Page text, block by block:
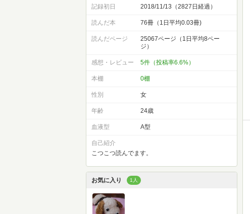
記録初日 2018/11/13（2827日経過）
読んだ本 76冊（1日平均0.03冊)
読んだページ
25067ページ（1日平均8ペー
ジ）
感想・レビュー 5件（投稿率6.6%）
本棚 0棚
性別 女
年齢 24歳
血液型 A型
自己紹介
こつこつ読んでます。
お気に入り 1人